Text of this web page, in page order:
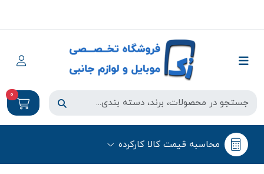
0
محاسبه قیمت کالا کارکرده
سامسونگ
گلکسی رینگ ظاهراً با گوشی‌های